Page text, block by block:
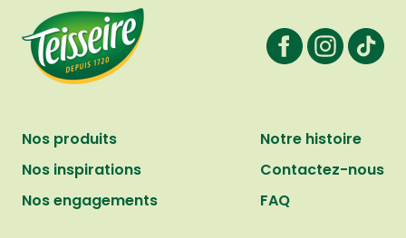
Nos produits
Nos inspirations
Nos engagements
Notre histoire
Contactez-nous
FAQ